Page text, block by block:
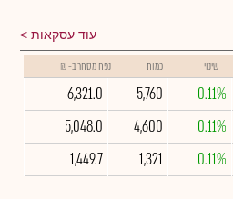
עוד עסקאות
שינוי כמות נפח מסחר ב- ₪
0.11%
5,760
6,321.0
0.11%
4,600
5,048.0
0.11%
1,321
1,449.7